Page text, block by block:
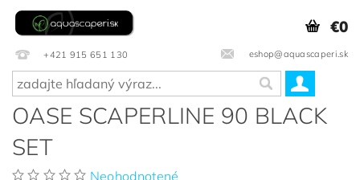
+421 915 651 130 eshop@aquascaperi.sk
€0
OASE SCAPERLINE 90 BLACK
SET
Neohodnotené